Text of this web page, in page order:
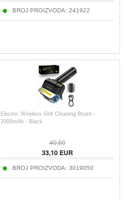
BROJ PROIZVODA: 241922
Electric Wireless Grill Cleaning Brush -
2000mAh - Black
40,60
33,10EUR
BROJ PROIZVODA: 3019050